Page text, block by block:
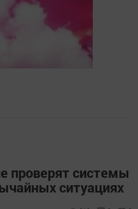
проверят системы
ситуациях